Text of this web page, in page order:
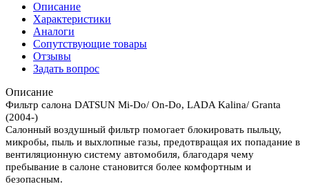
Описание
Характеристики
Аналоги
Сопутствующие товары
Отзывы
Задать вопрос
Описание
Фильтр салона DATSUN Mi-Do/ On-Do, LADA Kalina/ Granta
(2004-)
Салонный воздушный фильтр помогает блокировать пыльцу,
микробы, пыль и выхлопные газы, предотвращая их попадание в
вентиляционную систему автомобиля, благодаря чему
пребывание в салоне становится более комфортным и
безопасным.